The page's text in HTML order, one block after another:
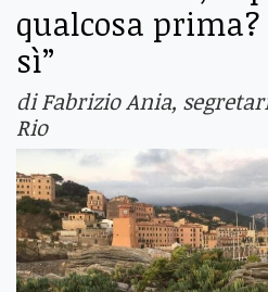
qualcosa prima?
sì”
di Fabrizio Ania,
Rio